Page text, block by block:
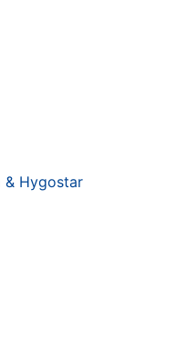
& Hygostar